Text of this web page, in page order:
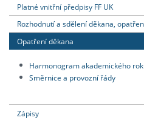
Platné vnitřní předpisy FF UK
Rozhodnutí a sdělení děkana,
Opatření děkana
Harmonogram akademického
Směrnice a provozní řády
Zápisy